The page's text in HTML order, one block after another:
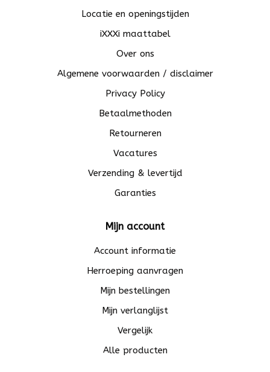
Locatie en openingstijden
iXXXi maattabel
Over ons
Algemene voorwaarden / disclaimer
Privacy Policy
Betaalmethoden
Retourneren
Vacatures
Verzending & levertijd
Garanties
Mijn account
Account informatie
Herroeping aanvragen
Mijn bestellingen
Mijn verlanglijst
Vergelijk
Alle producten